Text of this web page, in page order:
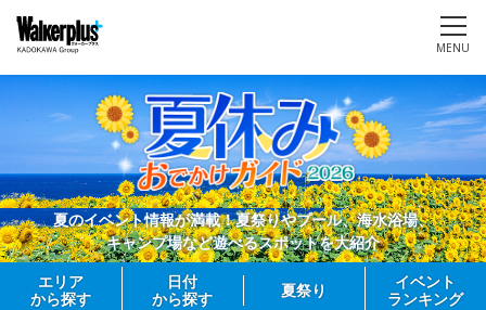
MENU
夏のイベント情報が満載！夏祭りやプール、海水浴場、
キャンプ場など遊べるスポットを大紹介
エリア
から探す
日付
から探す
夏祭り
イベント
ランキング